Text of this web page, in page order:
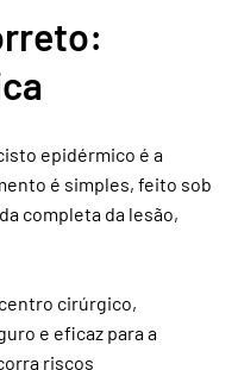
epidérmico é a
é simples, feito sob
completa da lesão,
cirúrgico,
e eficaz para a
riscos